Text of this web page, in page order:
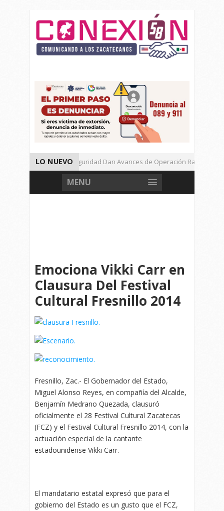
LO NUEVO
Autoridades de Seguridad Dan Avances de Operación Rastrillo.
Gran Festival de Música Electrónica en Festival Cultural de
MENU
Emociona Vikki Carr en
Clausura Del Festival
Cultural Fresnillo 2014
Fresnillo, Zac.- El Gobernador del Estado,
Miguel Alonso Reyes, en compañía del Alcalde,
Benjamín Medrano Quezada, clausuró
oficialmente el 28 Festival Cultural Zacatecas
(FCZ) y el Festival Cultural Fresnillo 2014, con la
actuación especial de la cantante
estadounidense Vikki Carr.
El mandatario estatal expresó que para el
gobierno del Estado es un gusto que el FCZ,